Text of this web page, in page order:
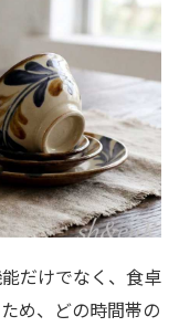
だけでなく、食卓
め、どの時間帯の